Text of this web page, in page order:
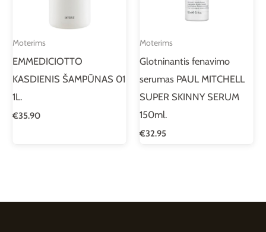
Moterims
EMMEDICIOTTO
KASDIENIS ŠAMPŪNAS 01
1L.
€35.90
Moterims
Glotninantis fenavimo
serumas PAUL MITCHELL
SUPER SKINNY SERUM
150ml.
€32.95